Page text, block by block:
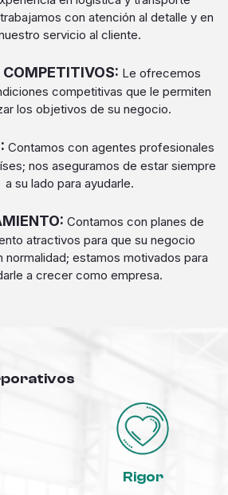
con atención al detalle y en
servicio al cliente.
COMPETITIVOS: Le ofrecemos
competitivas que le permiten
los objetivos de su negocio.
Contamos con agentes profesionales
nos aseguramos de estar siempre
a su lado para ayudarle.
Contamos con planes de
atractivos para que su negocio
normalidad; estamos motivados para
a crecer como empresa.
Rigor